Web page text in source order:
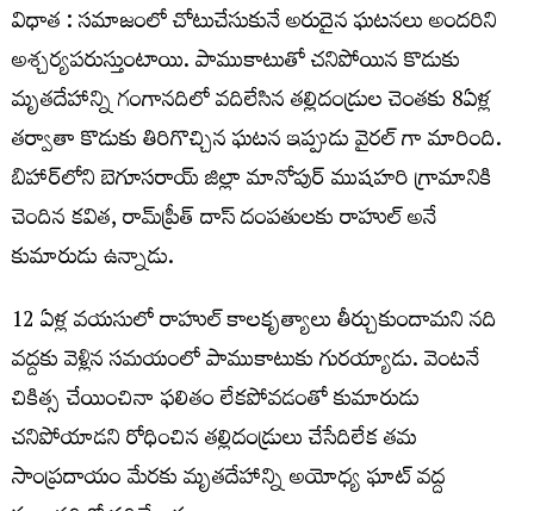
విధాత : సమాజంలో చోటుచేసుకునే అరుదైన ఘటనలు అందరిని
అశ్చర్యపరుస్తుంటాయి. పాముకాటుతో చనిపోయిన కొడుకు
మృతదేహాన్ని గంగానదిలో వదిలేసిన తల్లిదండ్రుల చెంతకు 8ఏళ్ల
తర్వాతా కొడుకు తిరిగొచ్చిన ఘటన ఇప్పుడు వైరల్ గా మారింది.
బిహార్‌లోని బెగూసరాయ్‌ జిల్లా మానోపుర్‌ ముషహరి గ్రామానికి
చెందిన కవిత, రామ్‌ప్రీత్‌ దాస్‌ దంపతులకు రాహుల్ అనే
కుమారుడు ఉన్నాడు.
12 ఏళ్ల వయసులో రాహుల్ కాలకృత్యాలు తీర్చుకుందామని నది
వద్దకు వెళ్లిన సమయంలో పాముకాటుకు గురయ్యాడు. వెంటనే
చికిత్స చేయించినా ఫలితం లేకపోవడంతో కుమారుడు
చనిపోయాడని రోధించిన తల్లిదండ్రులు చేసేదిలేక తమ
సాంప్రదాయం మేరకు మృతదేహాన్ని అయోధ్య ఘాట్‌ వద్ద